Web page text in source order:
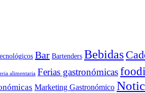
Bar Bartenders Bebidas
alimentaria Ferias gastronómicas
Marketing Gastronómico